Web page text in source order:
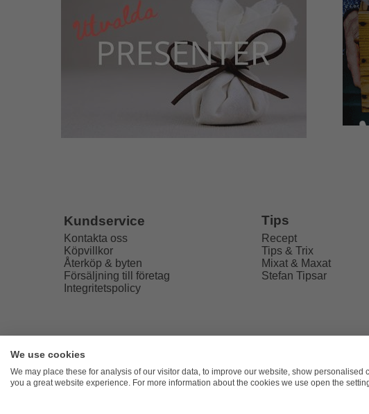
Kundservice
Kontakta oss
Köpvillkor
Återköp & byten
Försäljning till företag
Integritetspolicy
Tips
Recept
Tips & Trix
Mixat & Maxat
Stefan Tipsar
FreakyKitchen
We use cookies
We may place these for analysis of our visitor data, to improve our website, show personalised
you a great website experience. For more information about the cookies we use open the